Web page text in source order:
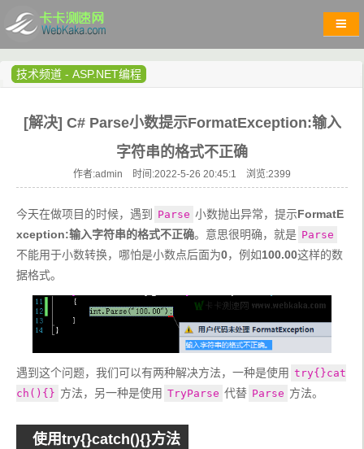
技术频道 - ASP.NET编程
[解决] C# Parse小数提示FormatException:输入
字符串的格式不正确
作者:admin 时间:2022-5-26 20:45:1 浏览:2399
今天在做项目的时候，遇到 Parse 小数抛出异常，提示FormatE
xception:输入字符串的格式不正确。意思很明确，就是 Parse
不能用于小数转换，哪怕是小数点后面为0，例如100.00这样的数
据格式。
遇到这个问题，我们可以有两种解决方法，一种是使用 try{}cat
ch(){} 方法，另一种是使用 TryParse 代替 Parse 方法。
使用try{}catch(){}方法